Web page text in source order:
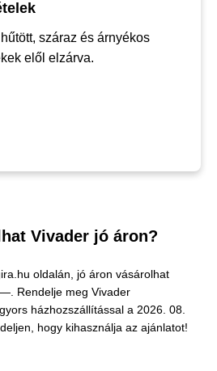
száraz és árnyékos
elől elzárva.
Vivader jó áron?
oldalán, jó áron vásárolhat
— . Rendelje meg Vivader
házhozszállítással a 2026. 08.
hogy kihasználja az ajánlatot!